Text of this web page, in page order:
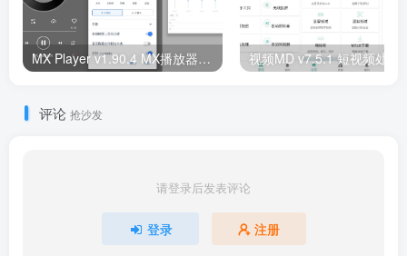
MX Player v1.90.4 MX播放器，知名的多媒体播放器，解锁高级专业版
评论 抢沙发
请登录后发表评论
登录 注册